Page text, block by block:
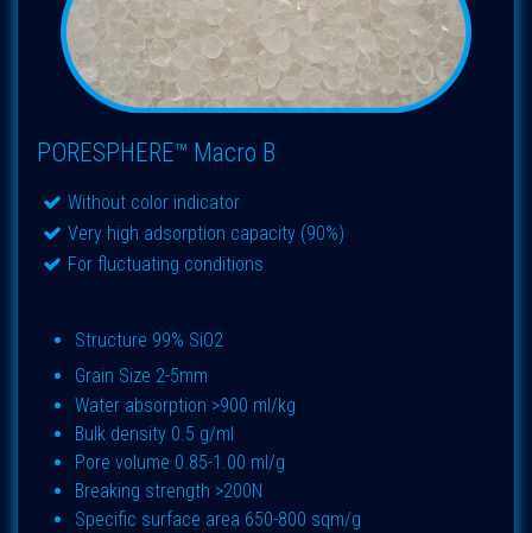
PORESPHERE™ Macro B
Without color indicator
Very high adsorption capacity (90%)
For fluctuating conditions
Structure 99% SiO2​
Grain Size 2-5mm
Water absorption >900 ml/kg
Bulk density 0.5 g/ml
Pore volume 0.85-1.00 ml/g
Breaking strength >200N
Specific surface area 650-800 sqm/g